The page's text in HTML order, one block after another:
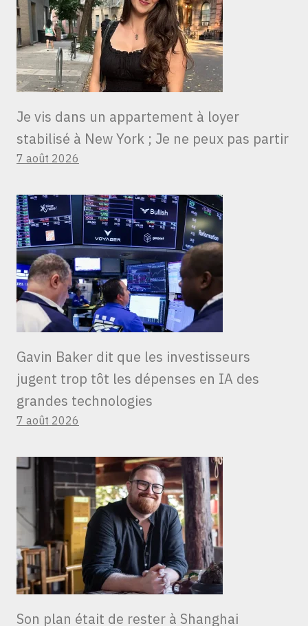
Je vis dans un appartement à loyer
stabilisé à New York ; Je ne peux pas partir
7 août 2026
Gavin Baker dit que les investisseurs
jugent trop tôt les dépenses en IA des
grandes technologies
7 août 2026
Son plan était de rester à Shanghai